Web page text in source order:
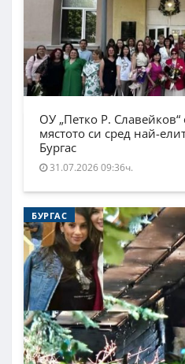
ОУ „Петко Р.
мястото си сред най-
Бургас
31.07.2026 09:36ч.
БУРГАС